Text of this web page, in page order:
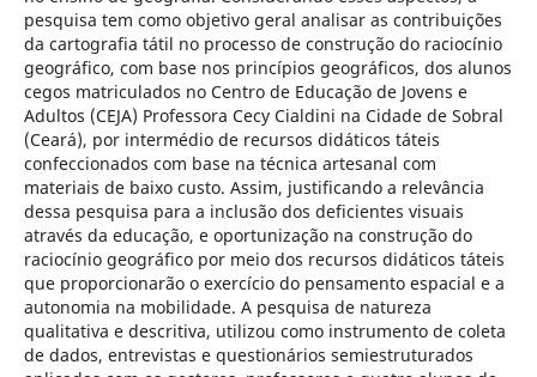
pesquisa tem como objetivo geral analisar as contribuições
da cartografia tátil no processo de construção do raciocínio
geográfico, com base nos princípios geográficos, dos alunos
cegos matriculados no Centro de Educação de Jovens e
Adultos (CEJA) Professora Cecy Cialdini na Cidade de Sobral
(Ceará), por intermédio de recursos didáticos táteis
confeccionados com base na técnica artesanal com
materiais de baixo custo. Assim, justificando a relevância
dessa pesquisa para a inclusão dos deficientes visuais
através da educação, e oportunização na construção do
raciocínio geográfico por meio dos recursos didáticos táteis
que proporcionarão o exercício do pensamento espacial e a
autonomia na mobilidade. A pesquisa de natureza
qualitativa e descritiva, utilizou como instrumento de coleta
de dados, entrevistas e questionários semiestruturados